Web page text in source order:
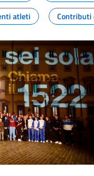
atleti Contributi